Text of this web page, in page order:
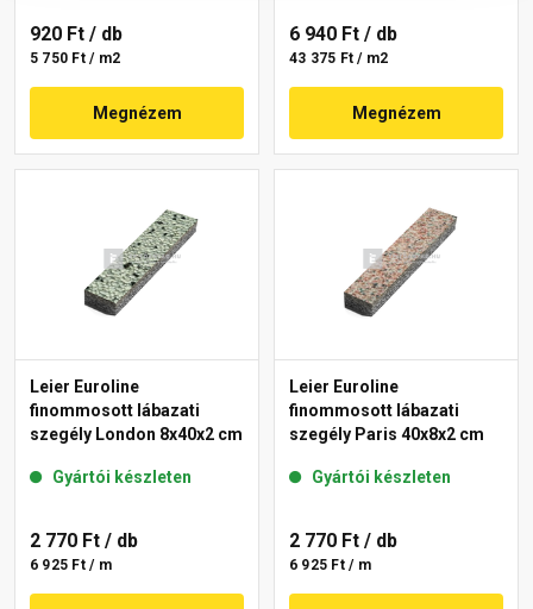
920 Ft / db
5 750 Ft / m2
Megnézem
6 940 Ft / db
43 375 Ft / m2
Megnézem
Leier Euroline
finommosott lábazati
szegély London 8x40x2 cm
Gyártói készleten
2 770 Ft / db
6 925 Ft / m
Leier Euroline
finommosott lábazati
szegély Paris 40x8x2 cm
Gyártói készleten
2 770 Ft / db
6 925 Ft / m